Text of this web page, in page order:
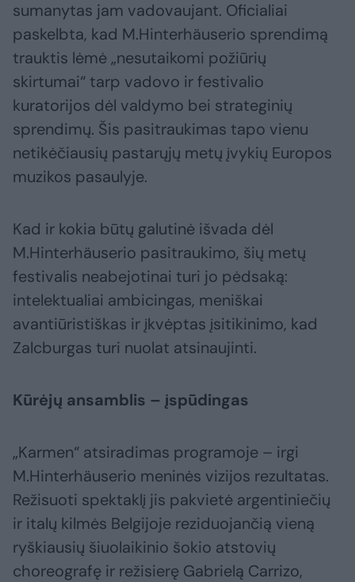
sumanytas jam vadovaujant. Oficialiai
paskelbta, kad M.Hinterhäuserio sprendimą
trauktis lėmė „nesutaikomi požiūrių
skirtumai“ tarp vadovo ir festivalio
kuratorijos dėl valdymo bei strateginių
sprendimų. Šis pasitraukimas tapo vienu
netikėčiausių pastarųjų metų įvykių Europos
muzikos pasaulyje.
Kad ir kokia būtų galutinė išvada dėl
M.Hinterhäuserio pasitraukimo, šių metų
festivalis neabejotinai turi jo pėdsaką:
intelektualiai ambicingas, meniškai
avantiūristiškas ir įkvėptas įsitikinimo, kad
Zalcburgas turi nuolat atsinaujinti.
Kūrėjų ansamblis – įspūdingas
„Karmen“ atsiradimas programoje – irgi
M.Hinterhäuserio meninės vizijos rezultatas.
Režisuoti spektaklį jis pakvietė argentiniečių
ir italų kilmės Belgijoje reziduojančią vieną
ryškiausių šiuolaikinio šokio atstovių
choreografę ir režisierę Gabrielą Carrizo,